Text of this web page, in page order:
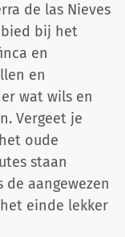
de las Nieves
bij het
en
en
wat wils en
Vergeet je
oude
staan
de aangewezen
einde lekker